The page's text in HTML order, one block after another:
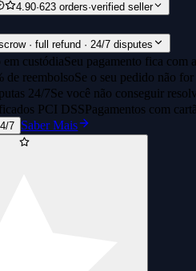
4.90·623 orders·verified seller
· full refund · 24/7 disputes
em custódiaSeu pagamento fica com
de reembolsoSe o seu pedido não
24/7Se você não conseguir
PCI DSSPagamentos com
7 Saber Mais